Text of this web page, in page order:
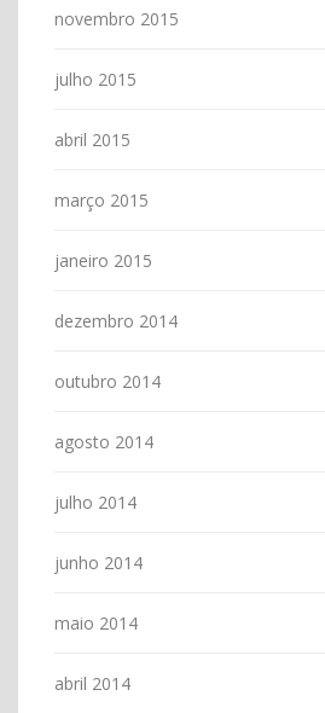
novembro 2015
julho 2015
abril 2015
março 2015
janeiro 2015
dezembro 2014
outubro 2014
agosto 2014
julho 2014
junho 2014
maio 2014
abril 2014